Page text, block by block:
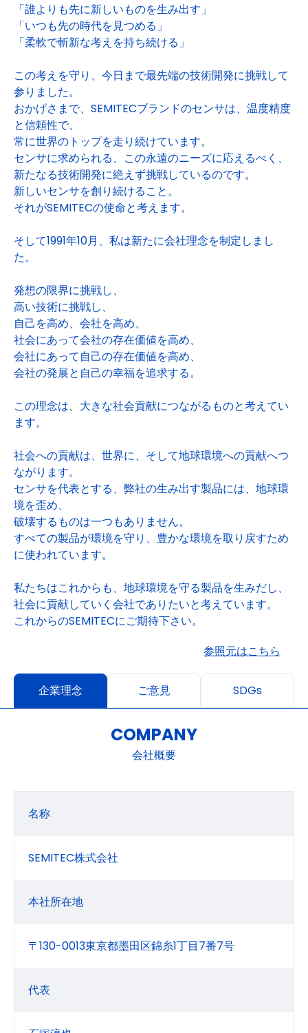
「誰よりも先に新しいものを生み出す」
「いつも先の時代を見つめる」
「柔軟で斬新な考えを持ち続ける」
この考えを守り、今日まで最先端の技術開発に挑戦して
参りました。
おかげさまで、SEMITECブランドのセンサは、温度精度
と信頼性で、
常に世界のトップを走り続けています。
センサに求められる、この永遠のニーズに応えるべく、
新たなる技術開発に絶えず挑戦しているのです。
新しいセンサを創り続けること。
それがSEMITECの使命と考えます。
そして1991年10月、私は新たに会社理念を制定しまし
た。
発想の限界に挑戦し、
高い技術に挑戦し、
自己を高め、会社を高め、
社会にあって会社の存在価値を高め、
会社にあって自己の存在価値を高め、
会社の発展と自己の幸福を追求する。
この理念は、大きな社会貢献につながるものと考えてい
ます。
社会への貢献は、世界に、そして地球環境への貢献へつ
ながります。
センサを代表とする、弊社の生み出す製品には、地球環
境を歪め、
破壊するものは一つもありません。
すべての製品が環境を守り、豊かな環境を取り戻すため
に使われています。
私たちはこれからも、地球環境を守る製品を生みだし、
社会に貢献していく会社でありたいと考えています。
これからのSEMITECにご期待下さい。
参照元はこちら
企業理念 ご意見 SDGs
COMPANY
会社概要
名称
SEMITEC株式会社
本社所在地
〒130-0013東京都墨田区錦糸1丁目7番7号
代表